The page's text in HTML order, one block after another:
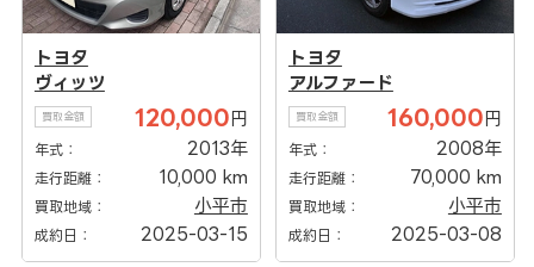
トヨタ
ヴィッツ
買取金額 120,000 円
年式： 2013年
走行距離： 10,000 km
買取地域： 小平市
成約日： 2025-03-15
トヨタ
アルファード
買取金額 160,000 円
年式： 2008年
走行距離： 70,000 km
買取地域： 小平市
成約日： 2025-03-08